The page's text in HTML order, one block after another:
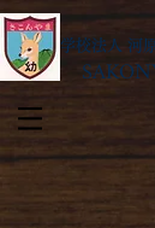
学校法人 河